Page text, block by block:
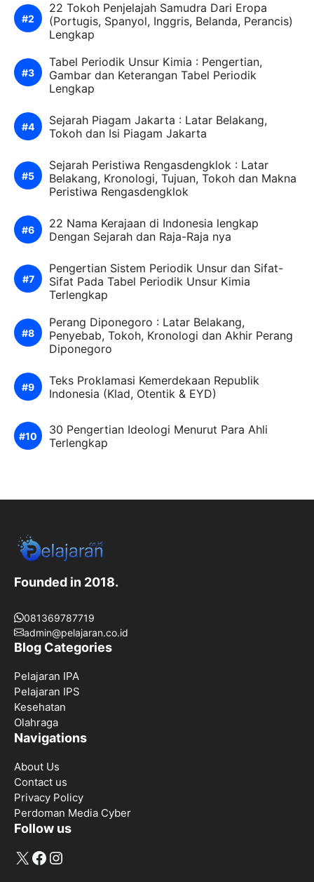
22 Tokoh Penjelajah Samudra Dari Eropa
(Portugis, Spanyol, Inggris, Belanda, Perancis)
Lengkap
Tabel Periodik Unsur Kimia : Pengertian,
Gambar dan Keterangan Tabel Periodik
Lengkap
Sejarah Piagam Jakarta : Latar Belakang,
Tokoh dan Isi Piagam Jakarta
Sejarah Peristiwa Rengasdengklok : Latar
Belakang, Kronologi, Tujuan, Tokoh dan Makna
Peristiwa Rengasdengklok
22 Nama Kerajaan di Indonesia lengkap
Dengan Sejarah dan Raja-Raja nya
Pengertian Sistem Periodik Unsur dan Sifat-
Sifat Pada Tabel Periodik Unsur Kimia
Terlengkap
Perang Diponegoro : Latar Belakang,
Penyebab, Tokoh, Kronologi dan Akhir Perang
Diponegoro
Teks Proklamasi Kemerdekaan Republik
Indonesia (Klad, Otentik & EYD)
30 Pengertian Ideologi Menurut Para Ahli
Terlengkap
Founded in 2018.
081369787719
admin@pelajaran.co.id
Blog Categories
Pelajaran IPA
Pelajaran IPS
Kesehatan
Olahraga
Navigations
About Us
Contact us
Privacy Policy
Perdoman Media Cyber
Follow us
X Facebook
Instagram